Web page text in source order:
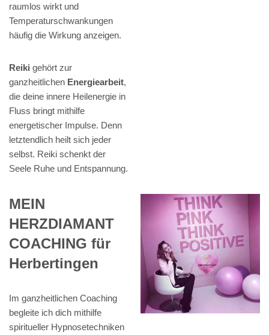
raumlos wirkt und
Temperaturschwankungen
häufig die Wirkung anzeigen.
Reiki gehört zur
ganzheitlichen Energiearbeit,
die deine innere Heilenergie in
Fluss bringt mithilfe
energetischer Impulse. Denn
letztendlich heilt sich jeder
selbst. Reiki schenkt der
Seele Ruhe und Entspannung.
MEIN
HERZDIAMANT
COACHING für
Herbertingen
Im ganzheitlichen Coaching
begleite ich dich mithilfe
spiritueller Hypnosetechniken